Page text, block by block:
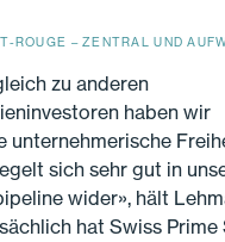
ROUGE – ZENTRAL UND
zu anderen
haben wir
unternehmerische
sich sehr gut in
wider», hält
hat Swiss Prime